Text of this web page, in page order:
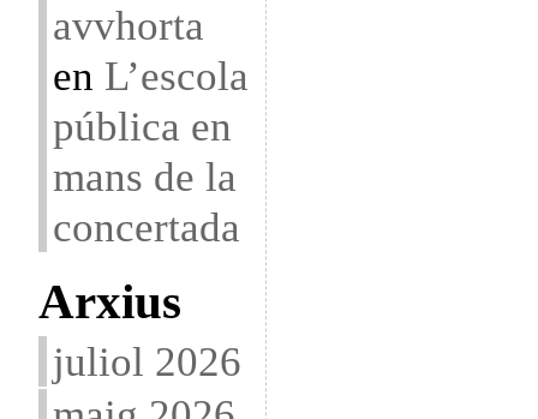
avvhorta
en L’escola
pública en
mans de la
concertada
Arxius
juliol 2026